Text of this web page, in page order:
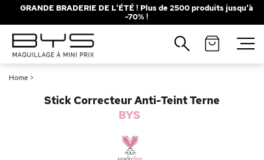
GRANDE BRADERIE DE L'ÉTÉ ! Plus de 2500 produits jusqu'à
-70% !
Home >
Stick Correcteur Anti-Teint Terne
BYS
Fermer
Recherches populaires